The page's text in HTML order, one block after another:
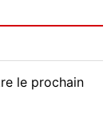
le prochain